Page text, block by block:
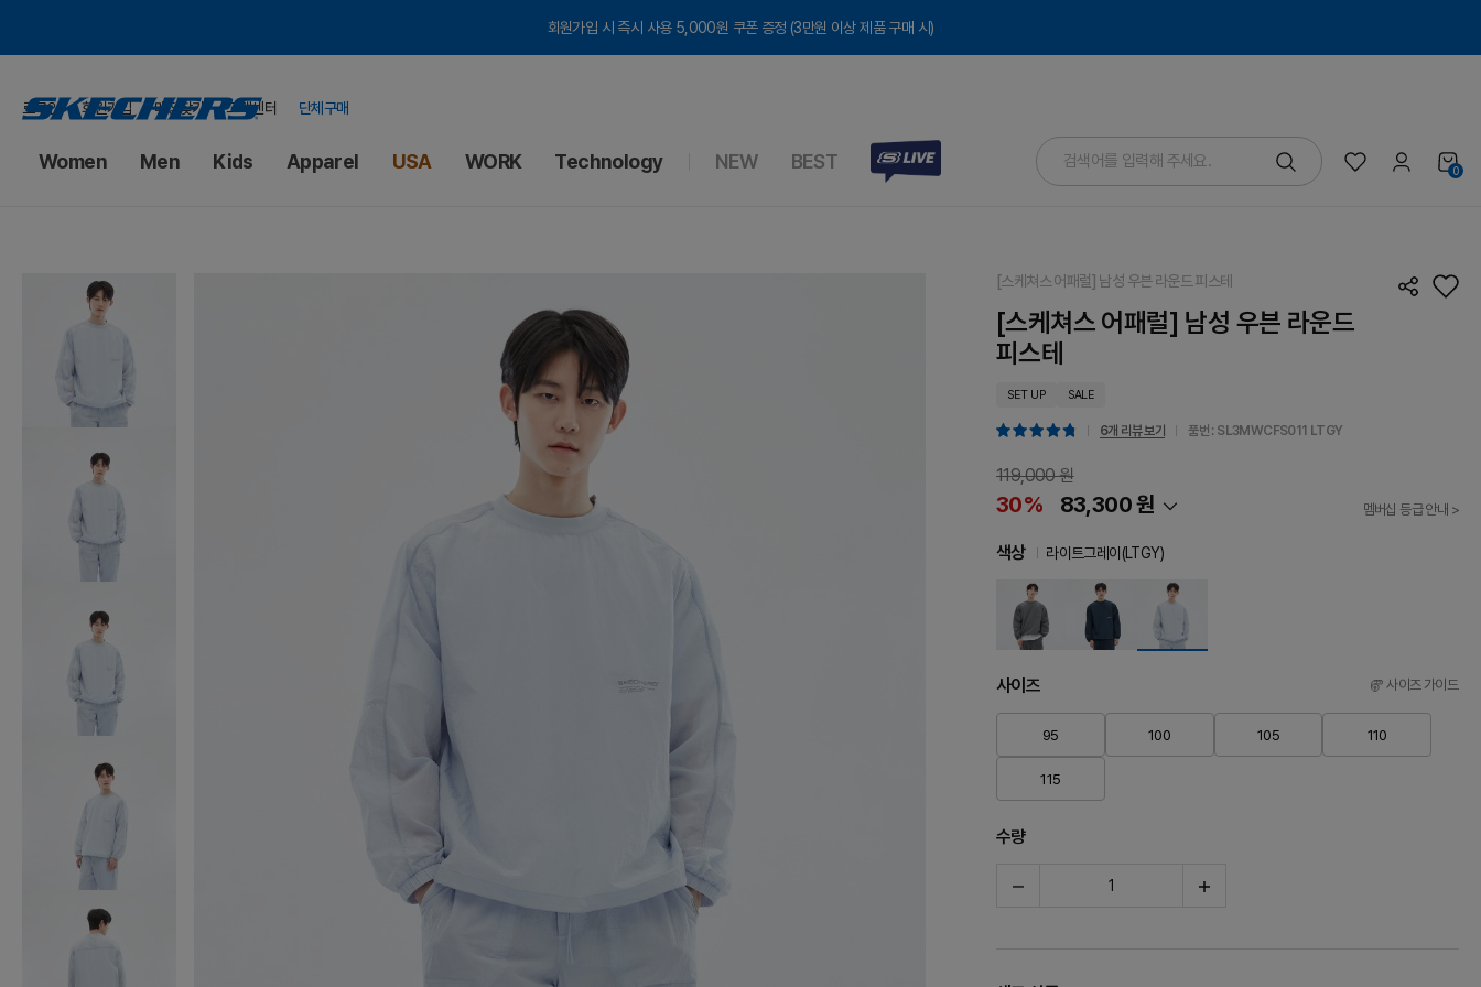
회원가입 시 즉시 사용 5,000원 쿠폰 증정 (3만원 이상 제품 구매 시)
로그인 회원가입 매장찾기 고객센터 단체구매
Women Men Kids Apparel USA WORK Technology NEW BEST 0
[스케쳐스 어패럴] 남성 우븐 라운드 피스테
[스케쳐스 어패럴] 남성 우븐 라운드
피스테
SET UP SALE
6개 리뷰 보기 품번 : SL3MWCFS011 LTGY
119,000 원
30% 83,300 원 멤버십 등급 안내 >
색상 라이트그레이(LTGY)
사이즈 사이즈 가이드
95 100 105 110
115
수량